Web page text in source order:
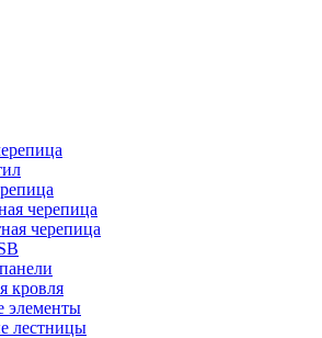
черепица
черепица
кровля
элементы
лестницы